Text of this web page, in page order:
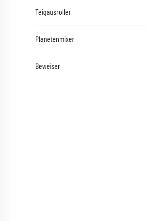
Teigausroller
Planetenmixer
Beweiser